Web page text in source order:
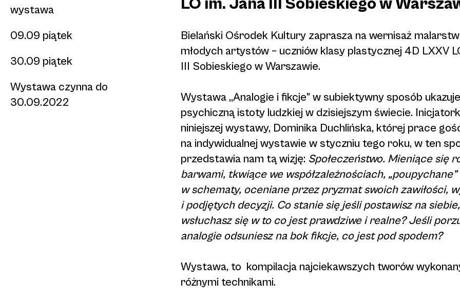
wystawa
09.09 piątek
30.09 piątek
Wystawa czynna do
30.09.2022
LO im. Jana III Sobieskiego w
Bielański Ośrodek Kultury zaprasza na wernisaż
młodych artystów – uczniów klasy plastycznej 4D LXXV
III Sobieskiego w Warszawie.
Wystawa „Analogie i fikcje” w subiektywny sposób
psychiczną istoty ludzkiej w dzisiejszym świecie.
niniejszej wystawy, Dominika Duchlińska, której prace
na indywidualnej wystawie w styczniu tego roku, w ten
przedstawia nam tą wizję: Społeczeństwo. Mieniące się
barwami, tkwiące we współzależnościach, „poupychane”
w schematy, oceniane przez pryzmat swoich zawiłości,
i podjętych decyzji. Co stanie się jeśli postawisz na
wsłuchasz się w to co jest prawdziwe i realne? Jeśli
analogie odsuniesz na bok fikcje, co jest pod spodem?
Wystawa, to kompilacja najciekawszych tworów
różnymi technikami.